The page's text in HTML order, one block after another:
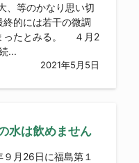
、等のかなり思い切
的には若干の微調
ったとみる。 ４月2
...
2021年5月5日
水は飲めません
月26日に福島第１